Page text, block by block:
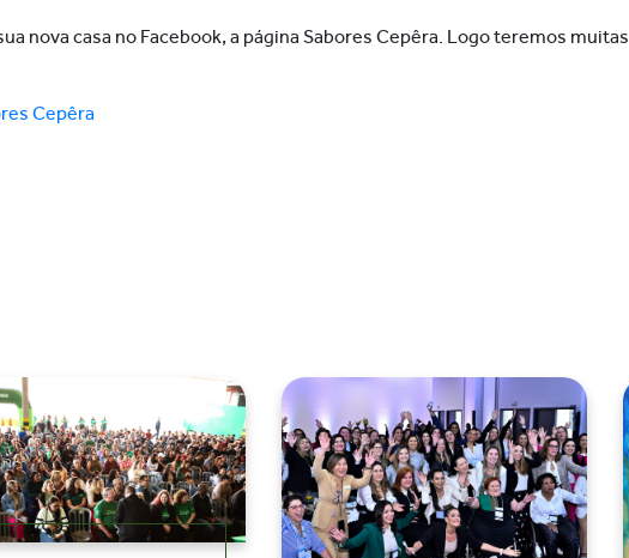
nova casa no Facebook, a página Sabores Cepêra. Logo teremos muitas
Cepêra